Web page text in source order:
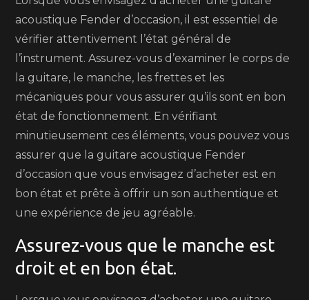
acoustique Fender d’occasion, il est essentiel de
vérifier attentivement l’état général de
l’instrument. Assurez-vous d’examiner le corps de
la guitare, le manche, les frettes et les
mécaniques pour vous assurer qu’ils sont en bon
état de fonctionnement. En vérifiant
minutieusement ces éléments, vous pouvez vous
assurer que la guitare acoustique Fender
d’occasion que vous envisagez d’acheter est en
bon état et prête à offrir un son authentique et
une expérience de jeu agréable.
Assurez-vous que le manche est
droit et en bon état.